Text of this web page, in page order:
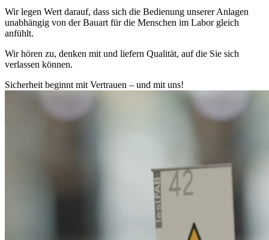
Wir legen Wert darauf, dass sich die Bedienung unserer Anlagen
unabhängig von der Bauart für die Menschen im Labor gleich
anfühlt.
Wir hören zu, denken mit und liefern Qualität, auf die Sie sich
verlassen können.
Sicherheit beginnt mit Vertrauen – und mit uns!